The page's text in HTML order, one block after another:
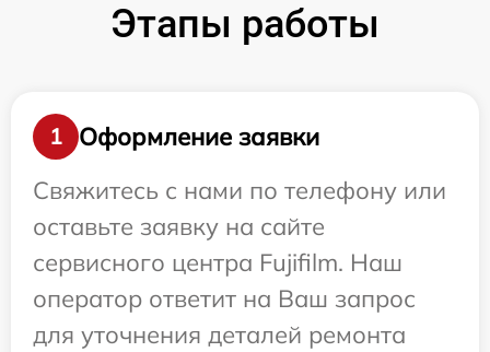
Этапы работы
1
Оформление заявки
Свяжитесь с нами по телефону или
оставьте заявку на сайте
сервисного центра Fujifilm. Наш
оператор ответит на Ваш запрос
для уточнения деталей ремонта